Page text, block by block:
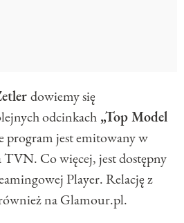
dowiemy się
odcinkach „Top Model
program jest emitowany w
TVN. Co więcej, jest dostępny
Player. Relację z
na Glamour.pl.